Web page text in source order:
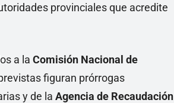
provinciales que acredite
a la Comisión Nacional de
figuran prórrogas
y de la Agencia de Recaudación